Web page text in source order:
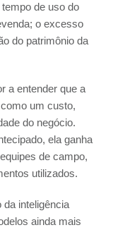
de uso do
o excesso
do patrimônio da
a entender que a
um custo,
do negócio.
ela ganha
de campo,
utilizados.
inteligência
ainda mais